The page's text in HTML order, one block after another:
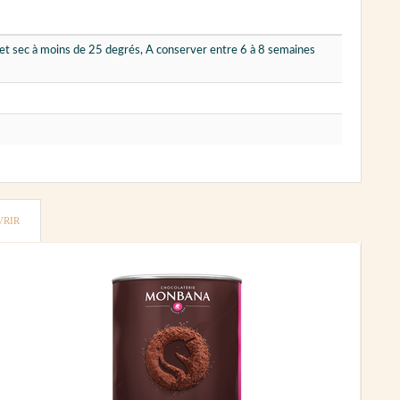
sec à moins de 25 degrés, A conserver entre 6 à 8 semaines